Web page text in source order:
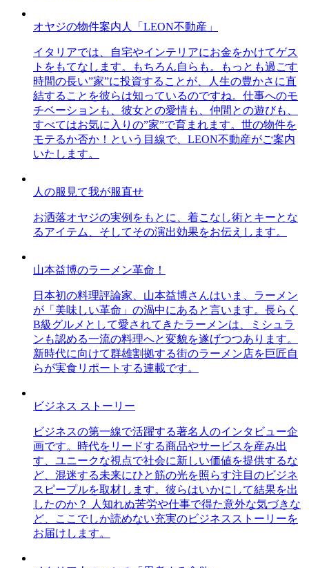
オヤジの物件案内人「LEON不動産」
イタリアでは、自宅やインテリアにお金をかけてゲス
トをもてなします。もちろん自らも。もっとも過ごす
時間の長い”家”に投資することが、人生の豊かさに直
結することを彼らは知っているのですね。仕事へのモ
チベーションも、彼女との愛情も、仲間との遊びも、
すべてはお気に入りの”家”で育まれます。世の物件を
モテるか否か！という目線で、LEON不動産がご案内
いたします。
人の服見て我が服直せ
お洒落オヤジの実例をもとに、着こなし術とキーとな
るアイテム、そしてその演出効果をお伝えします。
山本益博のラーメン革命！
日本初の料理評論家、山本益博さんはいま、ラーメン
が「美味しい革命」の渦中にあると言います。長らく
B級グルメとして愛されてきたラーメンは、ミシュラ
ンも認める一流の料理へと変貌を遂げつつあります。
新時代に向けて群雄割拠する街のラーメン店を巨匠自
らが実食リポートする連載です。
ビジネス ストーリー
ビジネスの第一線で活躍する著名人のインタビュー企
画です。時代をリードする商品やサービスを産み出
す、ユニークな視点で社会に新しい価値を提供するな
ど、混迷する未来にひと筋の光を照らす注目のビジネ
スピープルを取材します。彼らはいかにして結果を出
したのか？ 人知れぬ苦労や仕事で得た意外な気づきな
ど、ここでしか読めない充実のビジネスストーリーを
お届けします。